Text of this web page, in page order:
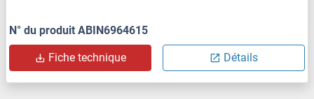
N° du produit ABIN6964615
Fiche technique Détails